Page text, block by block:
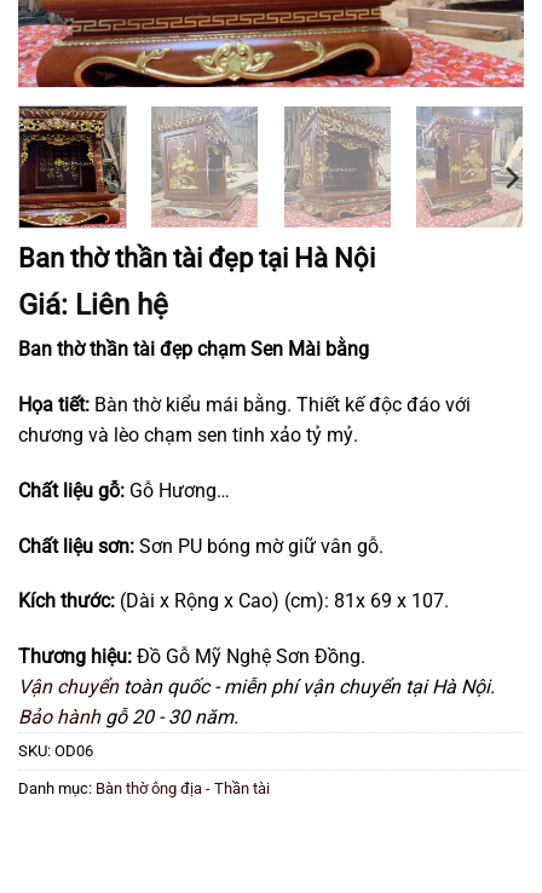
Ban thờ thần tài đẹp tại Hà Nội
Giá: Liên hệ
Ban thờ thần tài đẹp chạm Sen Mài bằng
Họa tiết: Bàn thờ kiểu mái bằng. Thiết kế độc đáo với
chương và lèo chạm sen tinh xảo tỷ mỷ.
Chất liệu gỗ: Gỗ Hương…
Chất liệu sơn: Sơn PU bóng mờ giữ vân gỗ.
Kích thước: (Dài x Rộng x Cao) (cm): 81x 69 x 107.
Thương hiệu: Đồ Gỗ Mỹ Nghệ Sơn Đồng.
Vận chuyểntoàn quốc - miễn phí vận chuyển tại Hà Nội.
Bảo hànhgỗ 20 - 30 năm.
SKU: OD06
Danh mục: Bàn thờ ông địa - Thần tài